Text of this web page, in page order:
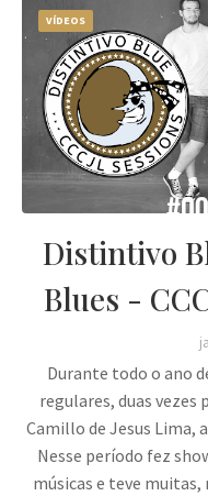
VÍDEOS
Distintivo
Blues -
Durante todo o ano
regulares, duas vezes
Camillo de Jesus Lima,
Nesse período fez
músicas e teve muitas,